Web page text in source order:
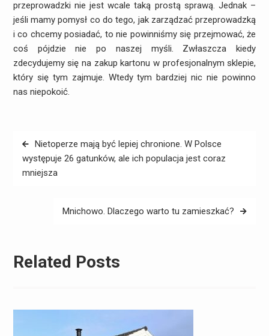
przeprowadzki nie jest wcale taką prostą sprawą. Jednak –
jeśli mamy pomysł co do tego, jak zarządzać przeprowadzką
i co chcemy posiadać, to nie powinniśmy się przejmować, że
coś pójdzie nie po naszej myśli. Zwłaszcza kiedy
zdecydujemy się na zakup kartonu w profesjonalnym sklepie,
który się tym zajmuje. Wtedy tym bardziej nic nie powinno
nas niepokoić.
Nawigacja
wpisu
Nietoperze mają być lepiej chronione. W Polsce
występuje 26 gatunków, ale ich populacja jest coraz
mniejsza
Mnichowo. Dlaczego warto tu zamieszkać?
Related Posts